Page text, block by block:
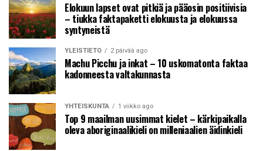
Elokuun lapset ovat pitkiä ja pääosin positiivisia
– tiukka faktapaketti elokuusta ja elokuussa
syntyneistä
YLEISTIETO 2 päivää ago
Machu Picchu ja inkat – 10 uskomatonta faktaa
kadonneesta valtakunnasta
YHTEISKUNTA 1 viikko ago
Top 9 maailman uusimmat kielet – kärkipaikalla
oleva aboriginaalikieli on milleniaalien äidinkieli